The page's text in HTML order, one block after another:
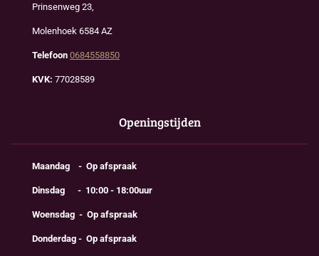
Prinsenweg 23,
Molenhoek 6584 AZ
Telefoon 0684558850
KVK: 77028589
Openingstijden
Maandag - Op afspraak
Dinsdag - 10:00 - 18:00uur
Woensdag - Op afspraak
Donderdag - Op afspraak